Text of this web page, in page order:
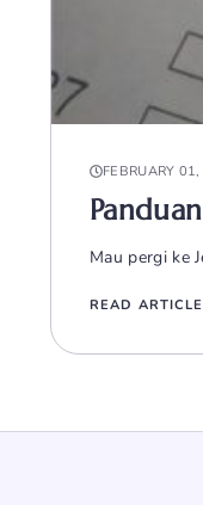
FEBRUARY
Mau pergi ke
READ ARTICLE